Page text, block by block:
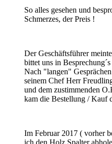
So alles gesehen und
Schmerzes, der Preis !
Der Geschäftsführer
bittet uns in
Nach "langen"
seinem Chef Herr
und dem zustimmenden
kam die Bestellung / Kauf
Im Februar 2017 ( vorher
ich den Holz Spalter